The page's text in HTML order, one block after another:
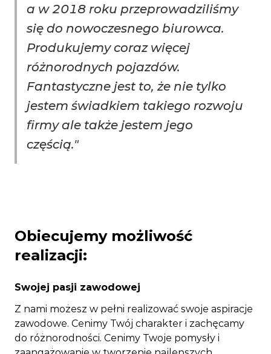
a w 2018 roku przeprowadziliśmy
się do nowoczesnego biurowca.
Produkujemy coraz więcej
różnorodnych pojazdów.
Fantastyczne jest to, że nie tylko
jestem świadkiem takiego rozwoju
firmy ale także jestem jego
częścią."
Obiecujemy możliwość
realizacji:
Swojej pasji zawodowej
Z nami możesz w pełni realizować swoje aspiracje
zawodowe. Cenimy Twój charakter i zachęcamy
do różnorodności. Cenimy Twoje pomysły i